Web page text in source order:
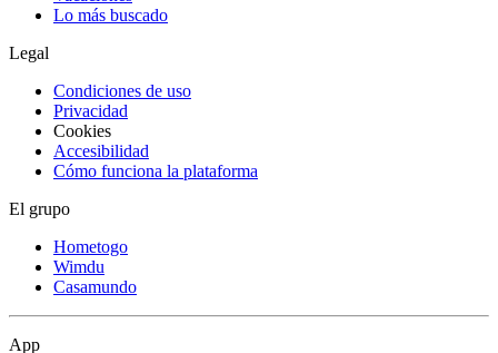
Lo más buscado
Legal
Condiciones de uso
Privacidad
Cookies
Accesibilidad
Cómo funciona la plataforma
El grupo
Hometogo
Wimdu
Casamundo
App